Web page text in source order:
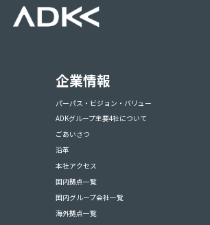
企業情報
パーパス・ビジョン・バリュー
ADKグループ主要4社について
ごあいさつ
沿革
本社アクセス
国内拠点一覧
国内グループ会社一覧
海外拠点一覧